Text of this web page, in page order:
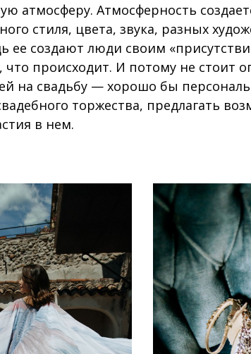
атмосферу. Атмосферность
стиля, цвета, звука, разных
ее создают люди своим
происходит. И потому не стоит
на свадьбу — хорошо бы
торжества, предлагать
в нем.